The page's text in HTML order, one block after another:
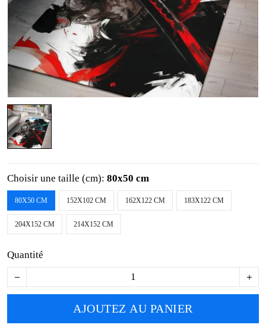
Choisir une taille (cm): 80x50 cm
80X50 CM 152X102 CM 162X122 CM 183X122 CM
204X152 CM 214X152 CM
Quantité
AJOUTEZ AU PANIER